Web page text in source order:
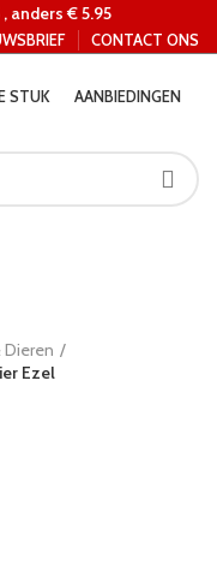
anders € 5.95
CONTACT ONS
STUK AANBIEDINGEN
Dieren
Ezel